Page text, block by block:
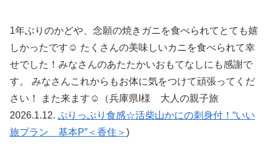
1年ぶりのかどや、念願の焼きガニを食べられてとても嬉
しかったです☺ たくさんの美味しいカニを食べられて幸
せでした！みなさんのあたたかいおもてなしにも感謝で
す。 みなさんこれからもお体に気をつけて頑張ってくだ
さい！ また来ます☺（兵庫県I様 大人の親子旅
2026.1.12. ぷりっぷり食感☆活柴山かにの刺身付！“いい
旅プラン 基本P”＜香住＞ )